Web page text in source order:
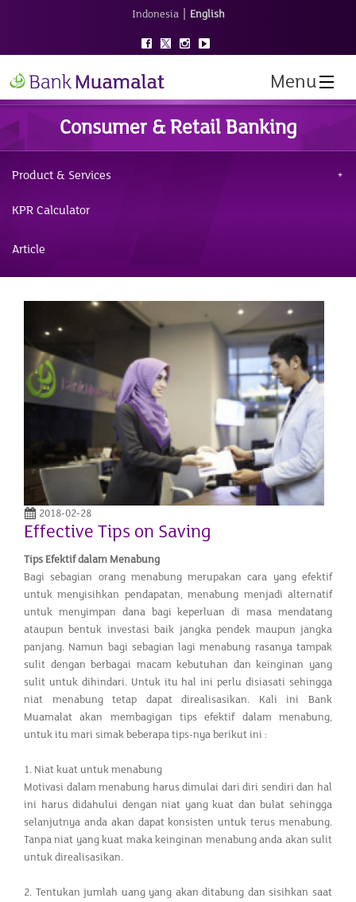
Indonesia | English
Menu
Consumer & Retail Banking
Product & Services
KPR Calculator
Article
2018-02-28
Effective Tips on Saving
Tips Efektif dalam Menabung
Bagi sebagian orang menabung merupakan cara yang efektif
untuk menyisihkan pendapatan, menabung menjadi alternatif
untuk menyimpan dana bagi keperluan di masa mendatang
ataupun bentuk investasi baik jangka pendek maupun jangka
panjang. Namun bagi sebagian lagi menabung rasanya tampak
sulit dengan berbagai macam kebutuhan dan keinginan yang
sulit untuk dihindari. Untuk itu hal ini perlu disiasati sehingga
niat menabung tetap dapat direalisasikan. Kali ini Bank
Muamalat akan membagigan tips efektif dalam menabung,
untuk itu mari simak beberapa tips-nya berikut ini :
1. Niat kuat untuk menabung
Motivasi dalam menabung harus dimulai dari diri sendiri dan hal
ini harus didahului dengan niat yang kuat dan bulat sehingga
selanjutnya anda akan dapat konsisten untuk terus menabung.
Tanpa niat yang kuat maka keinginan menabung anda akan sulit
untuk direalisasikan.
2. Tentukan jumlah uang yang akan ditabung dan sisihkan saat